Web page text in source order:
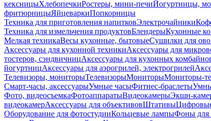
кексницыХлебопечкиРостеры, мини-печиЙогуртницы,
фритюрницыЯйцеваркиПопкорницы
Техника для приготовления напитковЭлектрочайники
Техника для измельчения продуктовБлендерыКухонные
Мелкая техникаВесы кухонные, бытовыеСушилки для
Аксессуары для кухонной техникиАксессуары для
тостеров, сэндвичницАксессуары для кухонных
йогуртницАксессуары для аэрогрилей, электрогрилей
Телевизоры, мониторыТелевизорыМониторыМониторы-
Смарт-часы, аксессуарыУмные часыФитнес-браслеты
Фото, видеосъемкаФотоаппаратыВидеокамерыЭкшн-
видеокамерАксессуары для объективовШтативы
Оборудование для фотостудииКольцевые лампыФоны для